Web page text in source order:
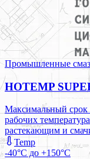
Промышленные
HOTEMP
Максимальный
рабочих
растекающим и
Temp
-40°C до +150°C